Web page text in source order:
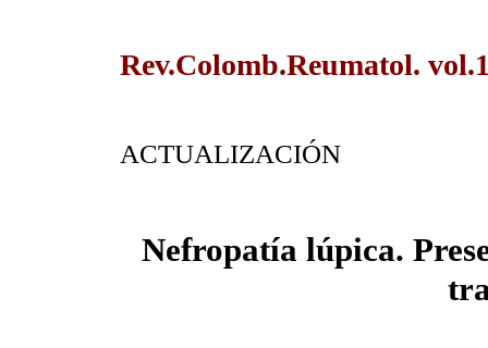
Rev.Colomb.Reumatol.
ACTUALIZACIÓN
Nefropatía lúpica.